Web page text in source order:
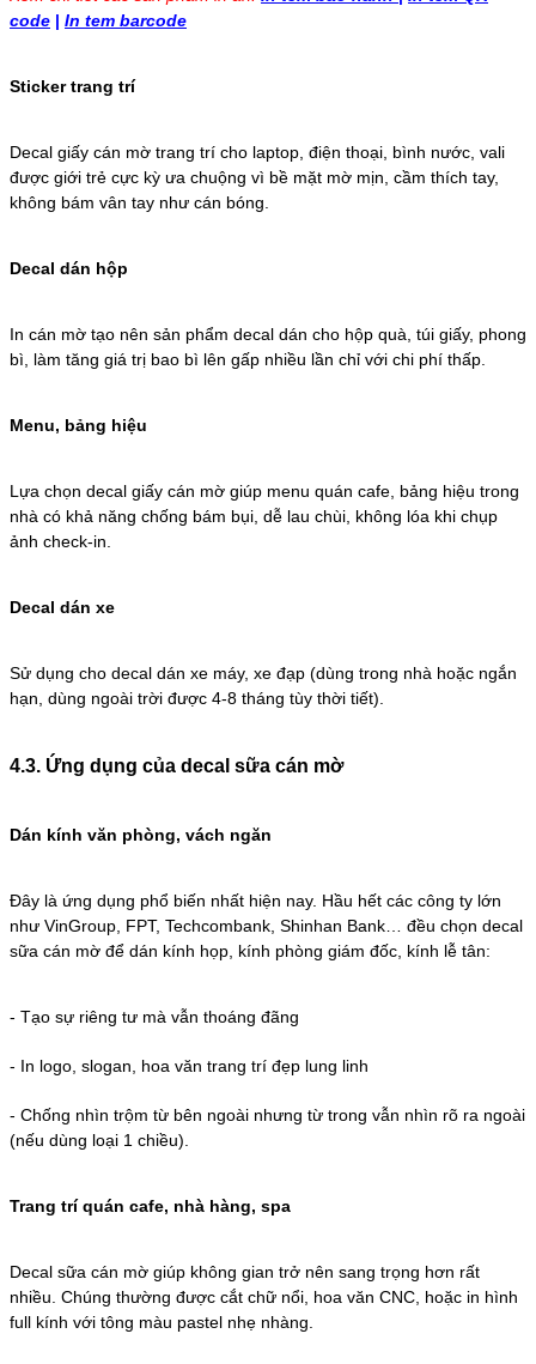
code | In tem barcode
Sticker trang trí
Decal giấy cán mờ trang trí cho laptop, điện thoại, bình nước, vali
được giới trẻ cực kỳ ưa chuộng vì bề mặt mờ mịn, cầm thích tay,
không bám vân tay như cán bóng.
Decal dán hộp
In cán mờ tạo nên sản phẩm decal dán cho hộp quà, túi giấy, phong
bì, làm tăng giá trị bao bì lên gấp nhiều lần chỉ với chi phí thấp.
Menu, bảng hiệu
Lựa chọn decal giấy cán mờ giúp menu quán cafe, bảng hiệu trong
nhà có khả năng chống bám bụi, dễ lau chùi, không lóa khi chụp
ảnh check-in.
Decal dán xe
Sử dụng cho decal dán xe máy, xe đạp (dùng trong nhà hoặc ngắn
hạn, dùng ngoài trời được 4-8 tháng tùy thời tiết).
4.3. Ứng dụng của decal sữa cán mờ
Dán kính văn phòng, vách ngăn
Đây là ứng dụng phổ biến nhất hiện nay. Hầu hết các công ty lớn
như VinGroup, FPT, Techcombank, Shinhan Bank… đều chọn decal
sữa cán mờ để dán kính họp, kính phòng giám đốc, kính lễ tân:
- Tạo sự riêng tư mà vẫn thoáng đãng
- In logo, slogan, hoa văn trang trí đẹp lung linh
- Chống nhìn trộm từ bên ngoài nhưng từ trong vẫn nhìn rõ ra ngoài
(nếu dùng loại 1 chiều).
Trang trí quán cafe, nhà hàng, spa
Decal sữa cán mờ giúp không gian trở nên sang trọng hơn rất
nhiều. Chúng thường được cắt chữ nổi, hoa văn CNC, hoặc in hình
full kính với tông màu pastel nhẹ nhàng.